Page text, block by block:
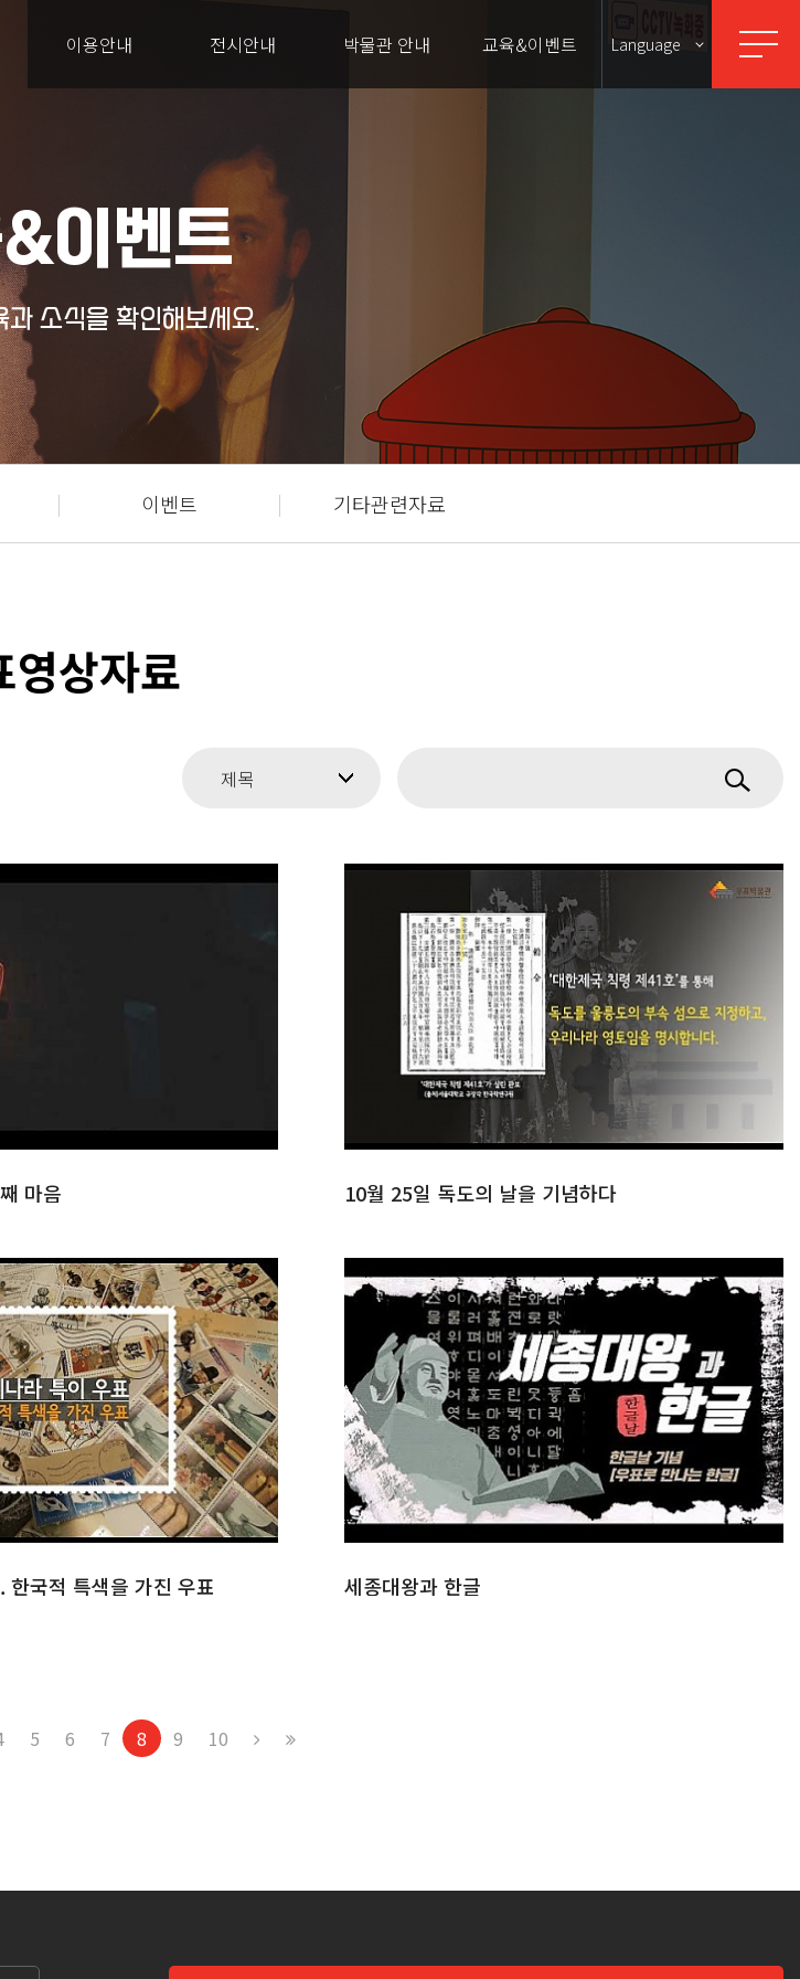
이용안내 전시안내 박물관 안내 교육&이벤트 Language
이벤트
소식을 확인해보세요.
이벤트 기타관련자료
영상자료
마음 10월 25일 독도의 날을 기념하다
한국적 특색을 가진 우표 세종대왕과 한글
5 6 7 8 9 10